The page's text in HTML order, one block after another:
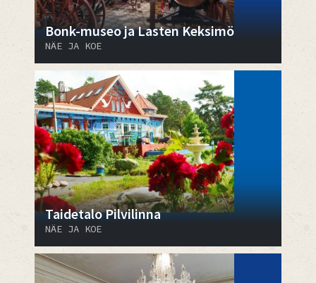
Bonk-museo ja Lasten Keksimö
NÄE JA KOE
Taidetalo Pilvilinna
NÄE JA KOE